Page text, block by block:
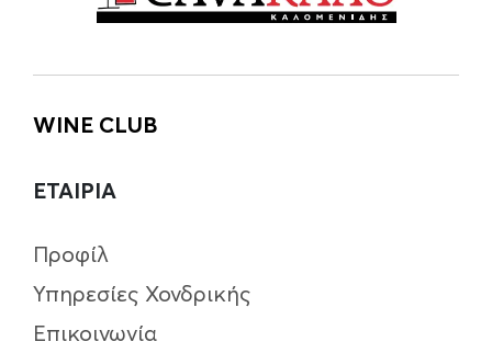
WINE CLUB
ΕΤΑΙΡΙΑ
Προφίλ
Υπηρεσίες Χονδρικής
Επικοινωνία